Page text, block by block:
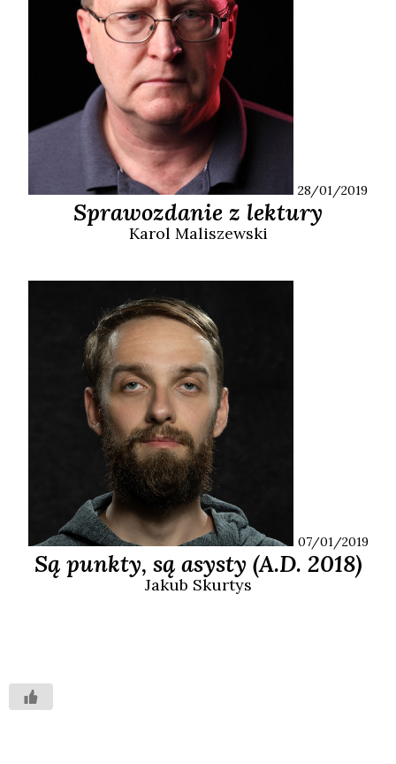
28/01/2019
Sprawozdanie z lektury
Karol Maliszewski
07/01/2019
Są punkty, są asysty (A.D. 2018)
Jakub Skurtys